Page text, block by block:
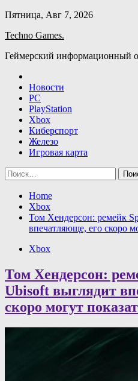
Skip
content
Пятница, Авг 7, 2026
Techno Games.
Геймерский информационный
Новости
PC
PlayStation
Xbox
Киберспорт
Железо
Игровая карта
Найти:
Home
Xbox
Том Хендерсон: ремейк
впечатляюще, его скоро
Xbox
Том Хендерсон:
Ubisoft выглядит
скоро могут